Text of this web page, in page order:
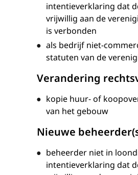
intentieverklaring dat
vrijwillig aan de
is verbonden
als bedrijf niet-
statuten van de
Verandering
kopie huur- of
van het gebouw
Nieuwe
beheerder niet in
intentieverklaring dat